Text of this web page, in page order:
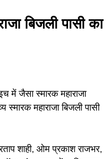
बिजली पासी का
में जैसा स्मारक महाराजा
महाराजा बिजली पासी
शाही, ओम प्रकाश राजभर,